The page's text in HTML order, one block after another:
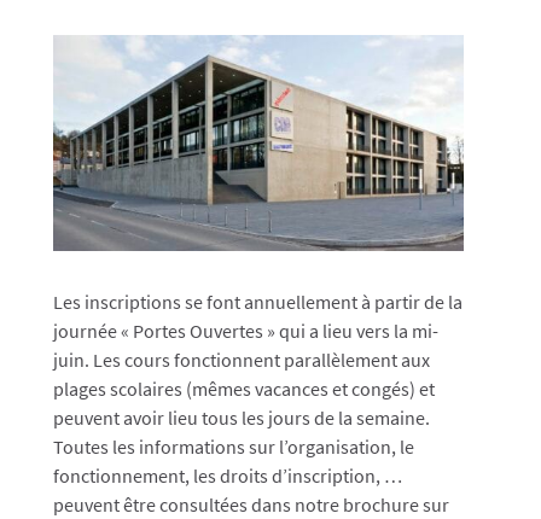
Les inscriptions se font annuellement à partir de la
journée « Portes Ouvertes » qui a lieu vers la mi-
juin. Les cours fonctionnent parallèlement aux
plages scolaires (mêmes vacances et congés) et
peuvent avoir lieu tous les jours de la semaine.
Toutes les informations sur l’organisation, le
fonctionnement, les droits d’inscription, …
peuvent être consultées dans notre brochure sur